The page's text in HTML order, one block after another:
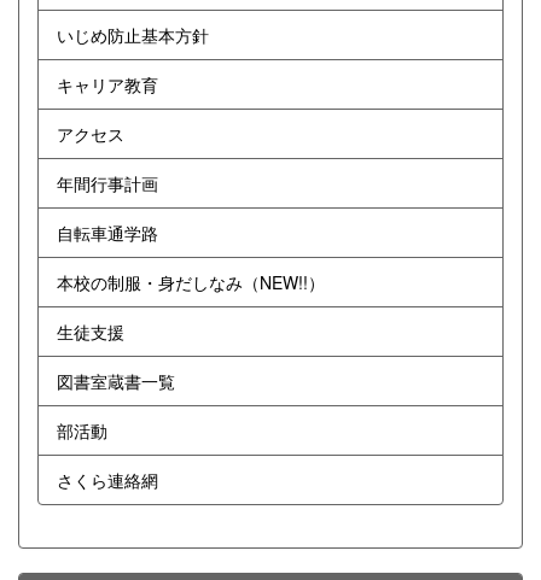
いじめ防止基本方針
キャリア教育
アクセス
年間行事計画
自転車通学路
本校の制服・身だしなみ（NEW!!）
生徒支援
図書室蔵書一覧
部活動
さくら連絡網